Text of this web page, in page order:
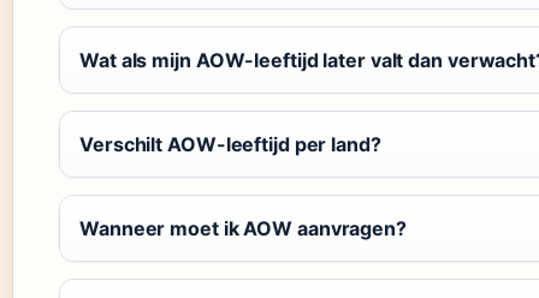
Wat als mijn AOW-leeftijd later valt dan
Verschilt AOW-leeftijd per land?
Wanneer moet ik AOW aanvragen?